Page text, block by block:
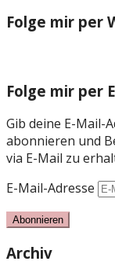
Folge mir per
Folge mir per
Gib deine E-Mail-
abonnieren und
via E-Mail zu
E-Mail-Adresse
Abonnieren
Archiv